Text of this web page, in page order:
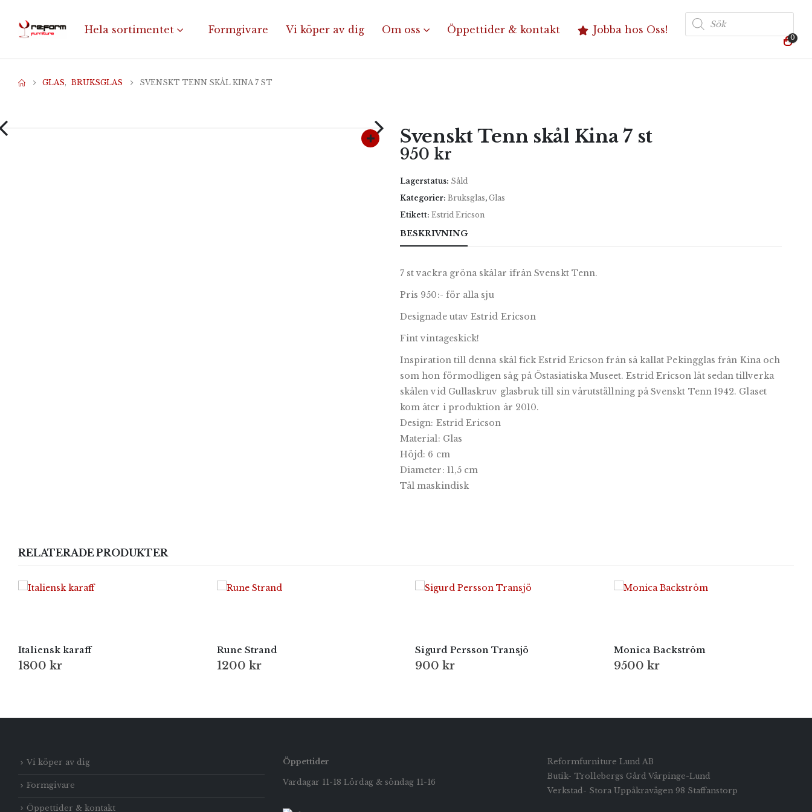
Hela sortimentet Formgivare Vi köper av dig Om oss Öppettider & kontakt Jobba hos Oss!
Produktsökning
0
GLAS, BRUKSGLAS SVENSKT TENN SKÅL KINA 7 ST
Svenskt Tenn skål Kina 7 st
950 kr
Lagerstatus: Såld
Kategorier: Bruksglas, Glas
Etikett: Estrid Ericson
BESKRIVNING
7 st vackra gröna skålar ifrån Svenskt Tenn.
Pris 950:- för alla sju
Designade utav Estrid Ericson
Fint vintageskick!
Inspiration till denna skål fick Estrid Ericson från så kallat Pekingglas från Kina och
som hon förmodligen såg på Östasiatiska Museet. Estrid Ericson lät sedan tillverka
skålen vid Gullaskruv glasbruk till sin vårutställning på Svenskt Tenn 1942. Glaset
kom åter i produktion år 2010.
Design: Estrid Ericson
Material: Glas
Höjd: 6 cm
Diameter: 11,5 cm
Tål maskindisk
RELATERADE PRODUKTER
Italiensk karaff
1800 kr
Rune Strand
1200 kr
Sigurd Persson Transjö
900 kr
Monica Backström
9500 kr
Vi köper av dig
Formgivare
Öppettider & kontakt
Öppettider
Vardagar 11-18 Lördag & söndag 11-16
Reformfurniture Lund AB
Butik- Trollebergs Gård Värpinge-Lund
Verkstad- Stora Uppåkravägen 98 Staffanstorp